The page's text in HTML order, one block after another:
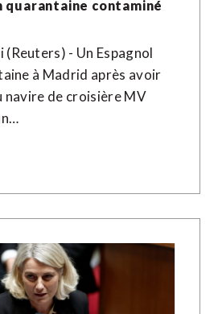
quarantaine contaminé
(Reuters) - Un Espagnol
​à ‌Madrid après ​avoir
‌navire ‌de croisière MV